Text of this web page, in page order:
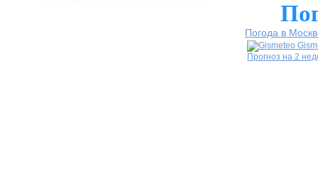
Погода в
Прогноз на 2